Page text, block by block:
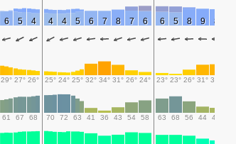
6 5 4 4 4 5 6 7 8 7 6 6 5 8 9 8
29° 27° 26° 25° 24° 25° 32° 34° 31° 26° 24° 23° 23° 26° 31° 31°
61 67 68 70 72 63 41 36 43 54 58 63 68 56 44 42